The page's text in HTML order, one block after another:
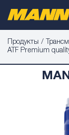
Продукты
ATF Premium